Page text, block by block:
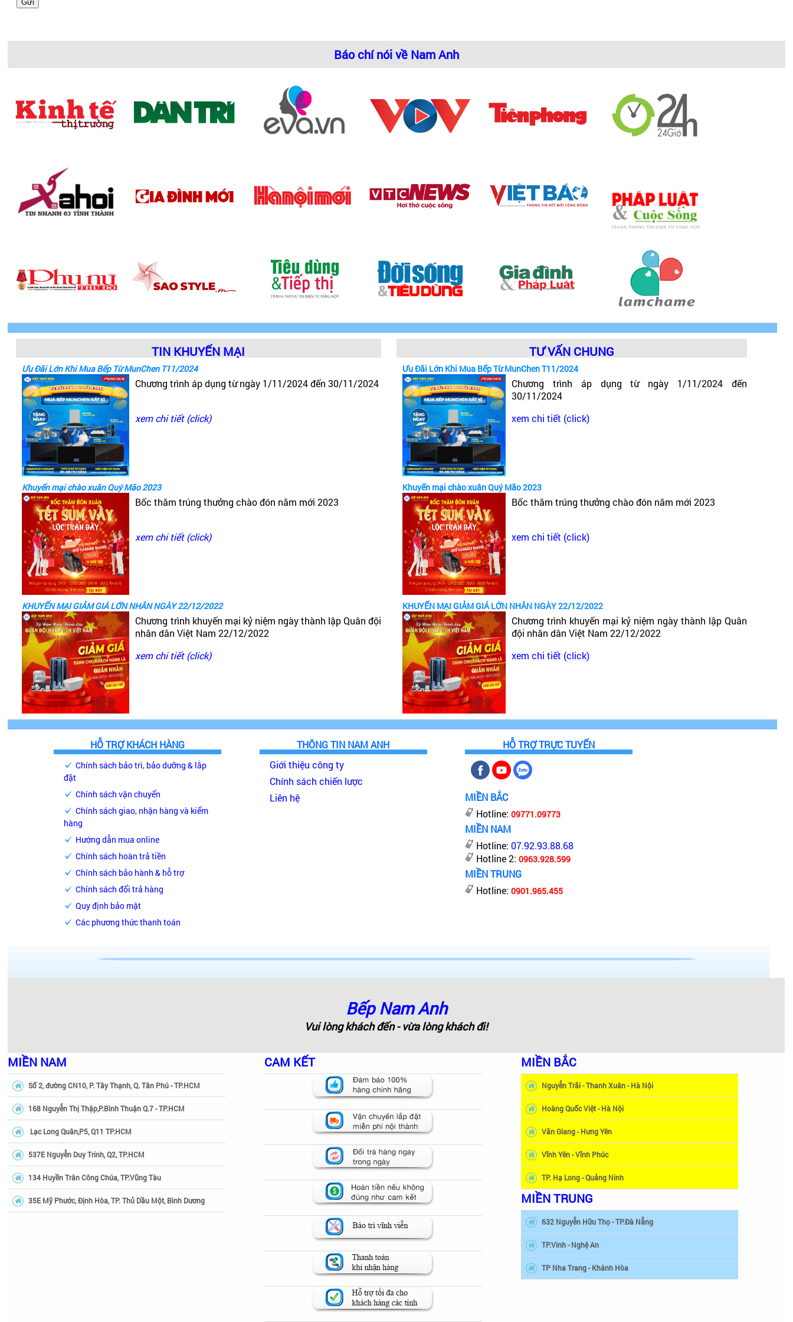
Báo chí nói về Nam Anh
TIN KHUYẾN MẠI
Ưu Đãi Lớn Khi Mua Bếp Từ MunChen T11/2024
Chương trình áp dụng từ ngày 1/11/2024 đến 30/11/2024
xem chi tiết (click)
Khuyến mại chào xuân Quý Mão 2023
Bốc thăm trúng thưởng chào đón năm mới 2023
xem chi tiết (click)
KHUYẾN MẠI GIẢM GIÁ LỚN NHÂN NGÀY 22/12/2022
Chương trình khuyến mại kỷ niệm ngày thành lập Quân đội
nhân dân Việt Nam 22/12/2022
xem chi tiết (click)
TƯ VẤN CHUNG
Ưu Đãi Lớn Khi Mua Bếp Từ MunChen T11/2024
Chương trình áp dụng từ ngày 1/11/2024 đến
30/11/2024
xem chi tiết (click)
Khuyến mại chào xuân Quý Mão 2023
Bốc thăm trúng thưởng chào đón năm mới 2023
xem chi tiết (click)
KHUYẾN MẠI GIẢM GIÁ LỚN NHÂN NGÀY 22/12/2022
Chương trình khuyến mại kỷ niệm ngày thành lập Quân
đội nhân dân Việt Nam 22/12/2022
xem chi tiết (click)
HỖ TRỢ KHÁCH HÀNG
Chính sách bảo trì, bảo dưỡng & lắp
đặt
Chính sách vận chuyển
Chính sách giao, nhận hàng và kiểm
hàng
Hướng dẫn mua online
Chính sách hoàn trả tiền
Chính sách bảo hành & hỗ trợ
Chính sách đổi trả hàng
Quy định bảo mật
Các phương thức thanh toán
THÔNG TIN NAM ANH
Giới thiệu công ty
Chính sách chiến lược
Liên hệ
HỖ TRỢ TRỰC TUYẾN
MIỀN BẮC
Hotline:09771.09773
MIỀN NAM
Hotline:07.92.93.88.68
Hotline 2:0963.928.599
MIỀN TRUNG
Hotline:0901.965.455
Bếp Nam Anh
Vui lòng khách đến - vừa lòng khách đi!
MIỀN NAM
Số 2, đường CN10, P. Tây Thạnh, Q. Tân Phú - TP.HCM
168 Nguyễn Thị Thập,P.Bình Thuận Q.7 - TP.HCM
Lạc Long Quân,P5, Q11 TP.HCM
537E Nguyễn Duy Trinh, Q2, TP.HCM
134 Huyền Trân Công Chúa, TP.Vũng Tàu
35E Mỹ Phước, Định Hòa, TP. Thủ Dầu Một, Bình Dương
CAM KẾT MIỀN BẮC
Nguyễn Trãi - Thanh Xuân - Hà Nội
Hoàng Quốc Việt - Hà Nội
Văn Giang - Hưng Yên
Vĩnh Yên - Vĩnh Phúc
TP. Hạ Long - Quảng Ninh
MIỀN TRUNG
632 Nguyễn Hữu Thọ - TP.Đà Nẵng
TP.Vinh - Nghệ An
TP Nha Trang - Khánh Hòa